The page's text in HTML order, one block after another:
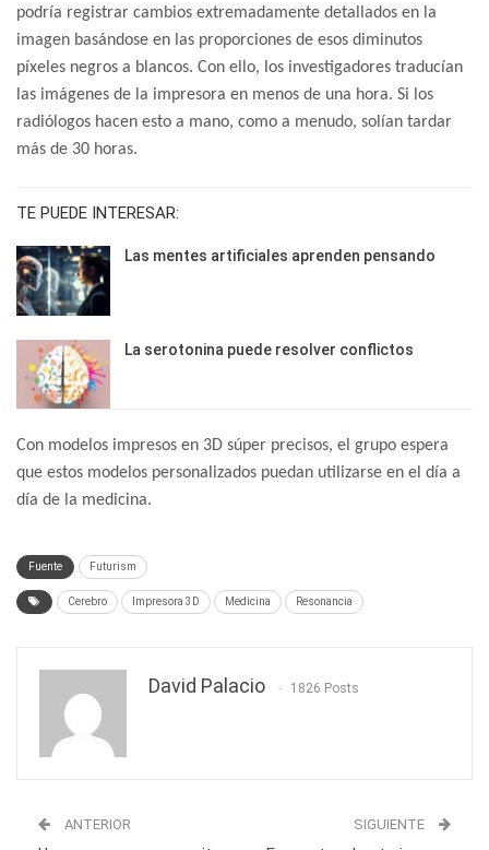
podría registrar cambios extremadamente detallados en la
imagen basándose en las proporciones de esos diminutos
píxeles negros a blancos. Con ello, los investigadores traducían
las imágenes de la impresora en menos de una hora. Si los
radiólogos hacen esto a mano, como a menudo, solían tardar
más de 30 horas.
TE PUEDE INTERESAR:
Las mentes artificiales aprenden pensando
La serotonina puede resolver conflictos
Con modelos impresos en 3D súper precisos, el grupo espera
que estos modelos personalizados puedan utilizarse en el día a
día de la medicina.
Fuente Futurism
Cerebro Impresora 3D Medicina Resonancia
David Palacio 1826 Posts
ANTERIOR SIGUIENTE